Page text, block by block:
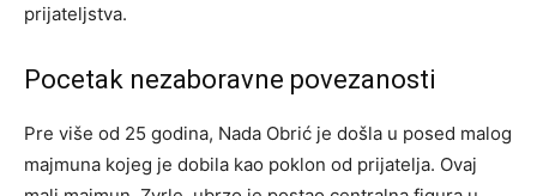
prijateljstva.
Pocetak nezaboravne povezanosti
Pre više od 25 godina, Nada Obrić je došla u posed malog
majmuna kojeg je dobila kao poklon od prijatelja. Ovaj